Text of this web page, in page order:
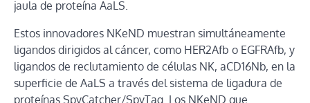
jaula de proteína AaLS.
Estos innovadores NKeND muestran simultáneamente
ligandos dirigidos al cáncer, como HER2Afb o EGFRAfb, y
ligandos de reclutamiento de células NK, aCD16Nb, en la
superficie de AaLS a través del sistema de ligadura de
proteínas SpyCatcher/SpyTag. Los NKeND que